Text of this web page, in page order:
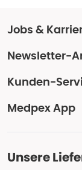
Jobs &
Newsletter-
Kunden-
Medpex App
Unsere